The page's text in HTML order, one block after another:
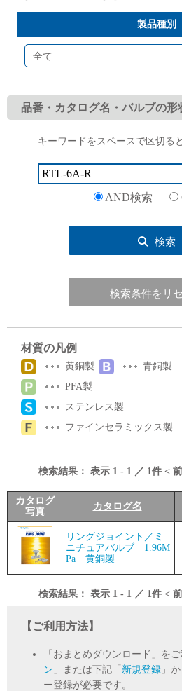
Corporate Blog
採用情報
お問い合わせ
製品種別
品番・カタログ名・バルブの形
キーワードをスペースで区切る
AND検索
検索
検索条件をリ
材質の凡例
黄銅製
青銅製
PFA製
ステンレス製
ファインセラミックス製
検索結果： 表示 1 - 1 ／ 1件 <
カタログ
写真
カタログ名
リングジョイント／ミ
ニチュアバルブ 1.96M
Pa 黄銅製
検索結果： 表示 1 - 1 ／ 1件 <
【ご利用方法】
「おまとめダウンロード」を
ン 」または下記「 新規登録 」
ー登録が必要です。